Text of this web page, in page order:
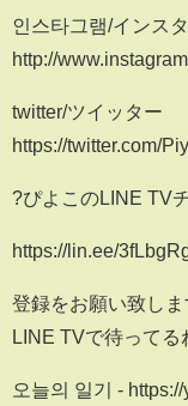
인스타그램/インス
http://
twitter/ツイッター
https://twitter.com/
?ぴよこのLINE TV
https://lin.ee/
登録をお願い致し
LINE TVで待って
오늘의 일기 -